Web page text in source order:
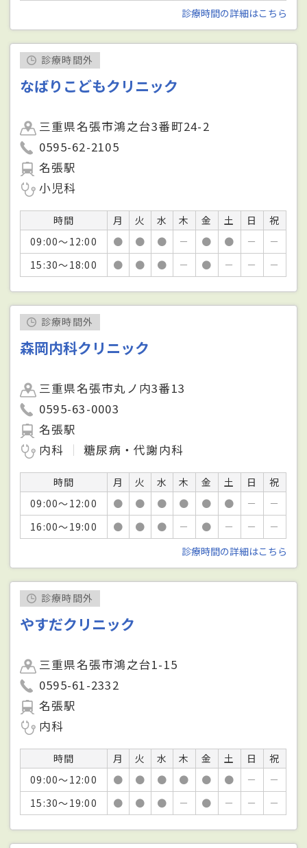
診療時間の詳細はこちら
診療時間外
なばりこどもクリニック
三重県名張市鴻之台3番町24-2
0595-62-2105
名張駅
小児科
時間 月 火 水 木 金 土 日
祝
09:00～12:00
● ● ● － ● ● －
－
15:30～18:00
● ● ● － ● － － －
診療時間外
森岡内科クリニック
三重県名張市丸ノ内3番13
0595-63-0003
名張駅
内科
糖尿病・代謝内科
時間 月 火 水 木 金 土 日
祝
09:00～12:00
● ● ● ● ● ● －
－
16:00～19:00
● ● ● － ● － －
－
診療時間の詳細はこちら
診療時間外
やすだクリニック
三重県名張市鴻之台1-15
0595-61-2332
名張駅
内科
時間 月 火 水 木 金 土 日
祝
09:00～12:00
● ● ● ● ● ● －
－
15:30～19:00
● ● ● － ● － － －